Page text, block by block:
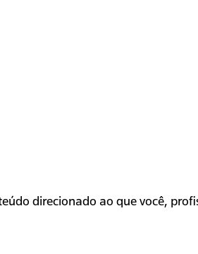
direcionado ao que você,